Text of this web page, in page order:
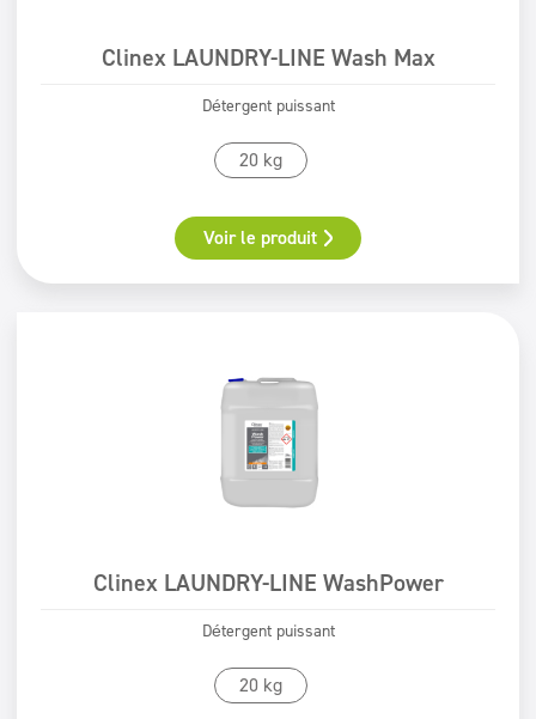
Clinex LAUNDRY-LINE Wash Max
Détergent puissant
20 kg
Voir le produit
Clinex LAUNDRY-LINE WashPower
Détergent puissant
20 kg